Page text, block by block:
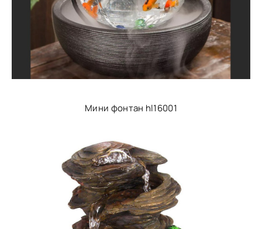
Мини фонтан hl16001